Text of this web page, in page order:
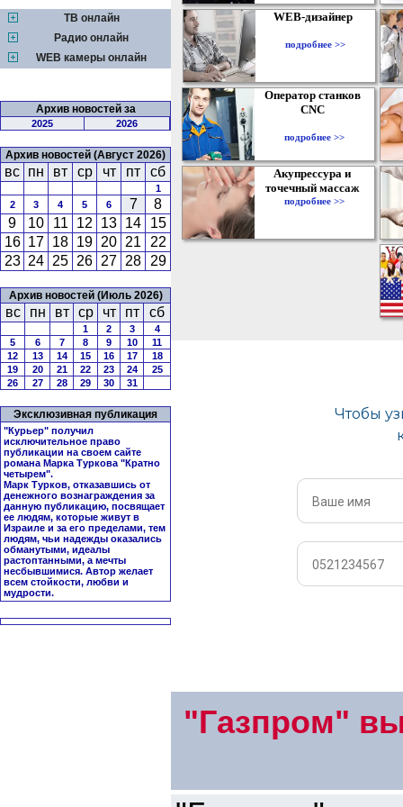
ТВ онлайн
Радио онлайн
WEB камеры онлайн
Архив новостей за
2025 2026
Архив новостей (Август 2026)
вс пн вт ср чт пт сб
1
2
3 4 5 6 7
8
9
10 11 12 13 14
15
16 17 18 19 20 21
22
23 24 25 26 27 28 29
Архив новостей (Июль 2026)
вс пн вт ср чт пт сб
1 2 3
4
5
6 7 8 9 10
11
12
13 14 15 16 17
18
19
20 21 22 23 24
25
26
27 28 29 30 31
Эксклюзивная публикация
"Курьер" получил
исключительное право
публикации на своем сайте
романа Марка Туркова "Кратно
четырем".
Марк Турков, отказавшись от
денежного вознаграждения за
данную публикацию, посвящает
ее людям, которые живут в
Израиле и за его пределами, тем
людям, чьи надежды оказались
обманутыми, идеалы
растоптанными, а мечты
несбывшимися. Автор желает
всем стойкости, любви и
мудрости.
WEB-дизайнер
подробнее >>
Оператор станков
CNC
подробнее >>
Акупрессура и
точечный массаж
подробнее >>
"Газпром"